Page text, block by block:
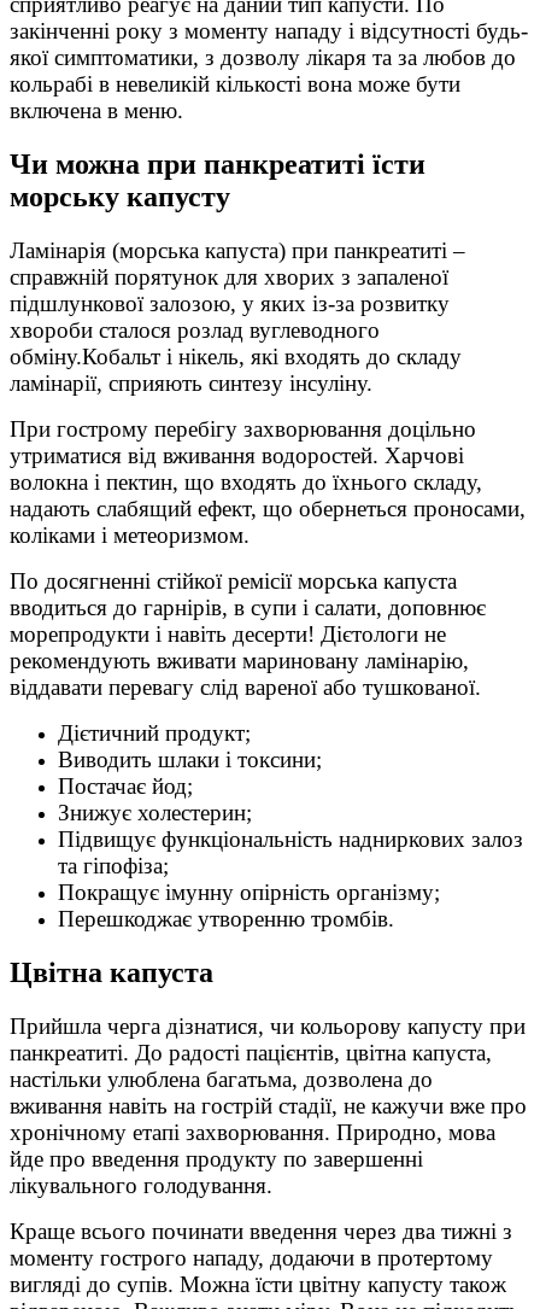
закінченні року з моменту нападу і відсутності будь-
якої симптоматики, з дозволу лікаря та за любов до
кольрабі в невеликій кількості вона може бути
включена в меню.
Чи можна при панкреатиті їсти
морську капусту
Ламінарія (морська капуста) при панкреатиті –
справжній порятунок для хворих з запаленої
підшлункової залозою, у яких із-за розвитку
хвороби сталося розлад вуглеводного
обміну.Кобальт і нікель, які входять до складу
ламінарії, сприяють синтезу інсуліну.
При гострому перебігу захворювання доцільно
утриматися від вживання водоростей. Харчові
волокна і пектин, що входять до їхнього складу,
надають слабящий ефект, що обернеться проносами,
коліками і метеоризмом.
По досягненні стійкої ремісії морська капуста
вводиться до гарнірів, в супи і салати, доповнює
морепродукти і навіть десерти! Дієтологи не
рекомендують вживати мариновану ламінарію,
віддавати перевагу слід вареної або тушкованої.
Дієтичний продукт;
Виводить шлаки і токсини;
Постачає йод;
Знижує холестерин;
Підвищує функціональність надниркових залоз
та гіпофіза;
Покращує імунну опірність організму;
Перешкоджає утворенню тромбів.
Цвітна капуста
Прийшла черга дізнатися, чи кольорову капусту при
панкреатиті. До радості пацієнтів, цвітна капуста,
настільки улюблена багатьма, дозволена до
вживання навіть на гострій стадії, не кажучи вже про
хронічному етапі захворювання. Природно, мова
йде про введення продукту по завершенні
лікувального голодування.
Краще всього починати введення через два тижні з
моменту гострого нападу, додаючи в протертому
вигляді до супів. Можна їсти цвітну капусту також